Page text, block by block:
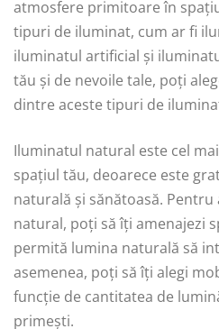
atmosfere primitoare în
tipuri de iluminat, cum ar fi
iluminatul artificial și
tău și de nevoile tale, poți
dintre aceste tipuri de
Iluminatul natural este cel
spațiul tău, deoarece este
naturală și sănătoasă.
natural, poți să îți amenajezi
permită lumina naturală să
asemenea, poți să îți alegi
funcție de cantitatea de
primești.